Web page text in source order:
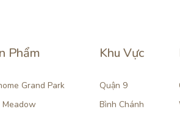
Phẩm
Grand Park
Meadow
Khu Vực
Quận 9
Bình Chánh